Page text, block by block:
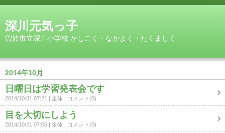
深川元気っ子
曽於市立深川小学校 かしこく・なかよく・たくましく
2014年10月
日曜日は学習発表会です
2014/10/31 07:21 全体 コメント(0)
目を大切にしよう
2014/10/21 07:05 全体 コメント(0)